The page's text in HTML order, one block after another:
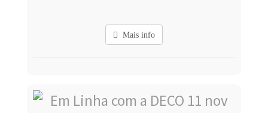
Mais info